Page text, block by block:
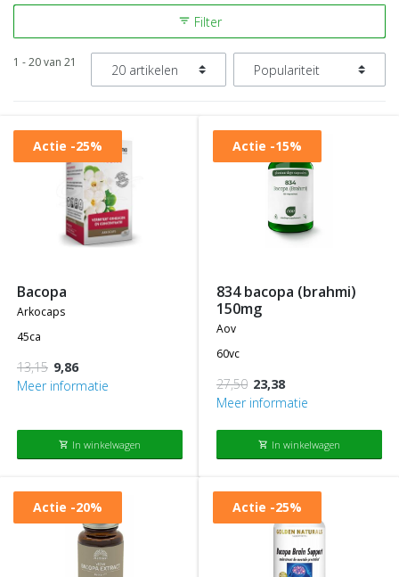
filter_list Filter
1 - 20 van 21
Actie -25%
bacopa
arkocaps
45ca
13,15 9,86
Meer informatie
shopping_cart In winkelwagen
Actie -15%
834 bacopa (brahmi)
150mg
aov
60vc
27,50 23,38
Meer informatie
shopping_cart In winkelwagen
Actie -20% Actie -25%